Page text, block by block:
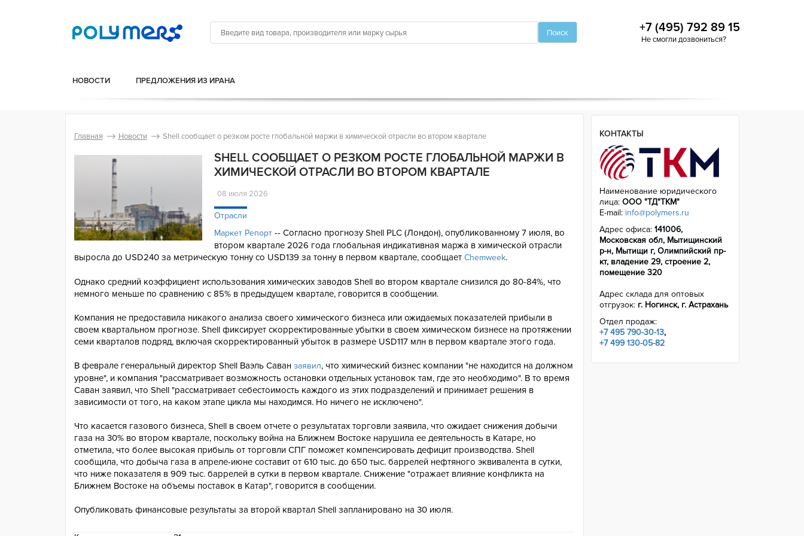
+7 (495) 792 89 15
Не смогли дозвониться?
НОВОСТИ ПРЕДЛОЖЕНИЯ ИЗ ИРАНА
Главная Новости Shell сообщает о резком росте глобальной маржи в химической отрасли во втором квартале
SHELL СООБЩАЕТ О РЕЗКОМ РОСТЕ ГЛОБАЛЬНОЙ МАРЖИ В
ХИМИЧЕСКОЙ ОТРАСЛИ ВО ВТОРОМ КВАРТАЛЕ
08 июля 2026
Отрасли
Маркет Репорт-- Согласно прогнозу Shell PLC (Лондон), опубликованному 7 июля, во
втором квартале 2026 года глобальная индикативная маржа в химической отрасли
выросла до USD240 за метрическую тонну со USD139 за тонну в первом квартале, сообщает Chemweek.
Однако средний коэффициент использования химических заводов Shell во втором квартале снизился до 80-84%, что
немного меньше по сравнению с 85% в предыдущем квартале, говорится в сообщении.
Компания не предоставила никакого анализа своего химического бизнеса или ожидаемых показателей прибыли в
своем квартальном прогнозе. Shell фиксирует скорректированные убытки в своем химическом бизнесе на протяжении
семи кварталов подряд, включая скорректированный убыток в размере USD117 млн в первом квартале этого года.
В феврале генеральный директор Shell Ваэль Саван заявил, что химический бизнес компании "не находится на должном
уровне", и компания "рассматривает возможность остановки отдельных установок там, где это необходимо". В то время
Саван заявил, что Shell "рассматривает себестоимость каждого из этих подразделений и принимает решения в
зависимости от того, на каком этапе цикла мы находимся. Но ничего не исключено".
Что касается газового бизнеса, Shell в своем отчете о результатах торговли заявила, что ожидает снижения добычи
газа на 30% во втором квартале, поскольку война на Ближнем Востоке нарушила ее деятельность в Катаре, но
отметила, что более высокая прибыль от торговли СПГ поможет компенсировать дефицит производства. Shell
сообщила, что добыча газа в апреле-июне составит от 610 тыс. до 650 тыс. баррелей нефтяного эквивалента в сутки,
что ниже показателя в 909 тыс. баррелей в сутки в первом квартале. Снижение "отражает влияние конфликта на
Ближнем Востоке на объемы поставок в Катар", говорится в сообщении.
Опубликовать финансовые результаты за второй квартал Shell запланировано на 30 июля.
КОНТАКТЫ
Наименование юридического
лица: ООО "ТД"ТКМ"
E-mail: info@polymers.ru
Адрес офиса: 141006,
Московская обл, Мытищинский
р-н, Мытищи г, Олимпийский пр-
кт, владение 29, строение 2,
помещение 320
Адрес склада для оптовых
отгрузок: г. Ногинск, г. Астрахань
Отдел продаж:
+7 495 790-30-13,
+7 499 130-05-82